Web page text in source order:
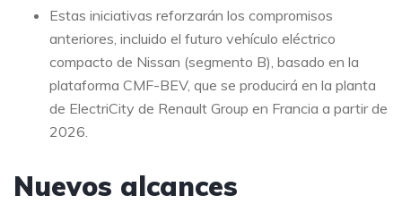
Estas iniciativas reforzarán los compromisos
anteriores, incluido el futuro vehículo eléctrico
compacto de Nissan (segmento B), basado en la
plataforma CMF-BEV, que se producirá en la planta
de ElectriCity de Renault Group en Francia a partir de
2026.
Nuevos alcances